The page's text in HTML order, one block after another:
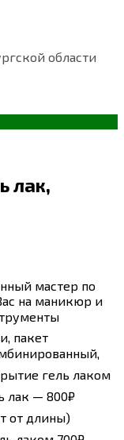
области
лак,
мастер по
на маникюр и
пакет
гель лаком
лак — 800₽
от длины)